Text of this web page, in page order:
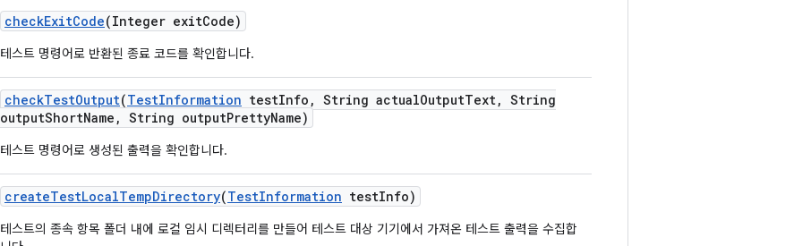
checkExitCode(Integer exitCode)
테스트 명령어로 반환된 종료 코드를 확인합니다.
checkTestOutput(TestInformation testInfo , String actualOutputText, String
outputShortName , String outputPrettyName)
테스트 명령어로 생성된 출력을 확인합니다.
createTestLocalTempDirectory(TestInformation testInfo)
테스트의 종속 항목 폴더 내에 로컬 임시 디렉터리를 만들어 테스트 대상 기기에서 가져온 테스트 출력을 수집합